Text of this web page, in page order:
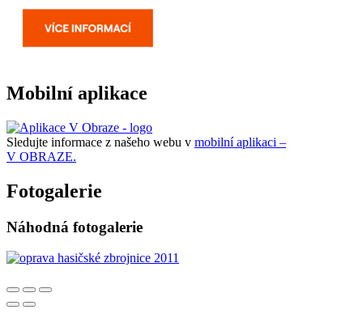
Mobilní aplikace
Sledujte informace z našeho webu v mobilní aplikaci –
V OBRAZE.
Fotogalerie
Náhodná fotogalerie